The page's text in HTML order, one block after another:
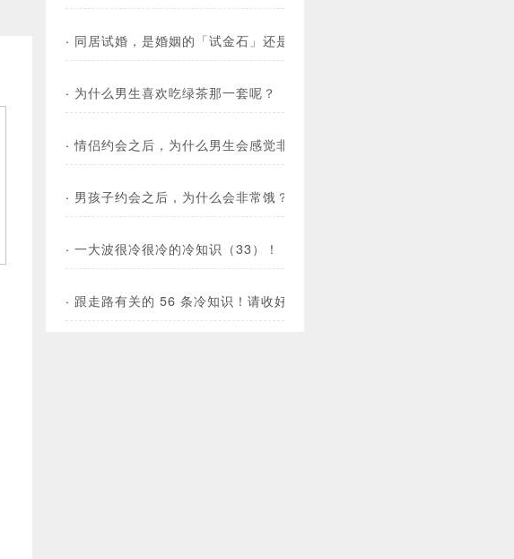
· 同居试婚，是婚姻的「试金石」还是「绊脚石」？
· 为什么男生喜欢吃绿茶那一套呢？
·情侣约会之后，为什么男生会感觉非常饿？
· 男孩子约会之后，为什么会非常饿？
· 一大波很冷很冷的冷知识（33）！
· 跟走路有关的 56 条冷知识！请收好了！